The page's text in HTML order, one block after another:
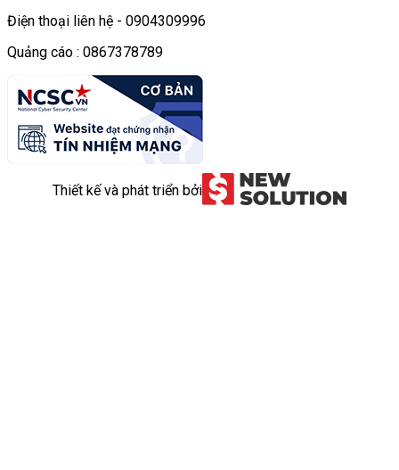
Điện thoại liên hệ - 0904309996
Quảng cáo : 0867378789
Thiết kế và phát triển bởi